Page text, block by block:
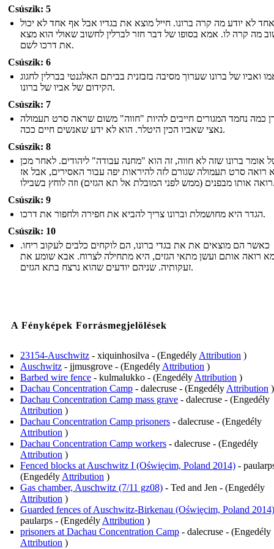
Csúszik: 5
לא יודע מה קרה ברונו. חייל מוצא את בגדיו אבל אף אחד לא יכול
מה קרה לו. אמא בסופו של דבר חזר לברלין לחשוב שאולי הוא מצא
את דרכו לשם.
Csúszik: 6
ואביו של ברונו שערוך מסיבה בזבזנית בביתם האלגנטי בברלין לחגוג
הקידום של אביו של ברונו.
Csúszik: 7
דן כמה נחמד המגורים חייבים להיות "חווה" משום שראה סרט תעמולה
נאצי שאביו הכין היטלר. הוא לא ידע שאנשים חיים ככה.
Csúszik: 8
אומר ברונו שזה לא חווה, זה הוא "מחנה עבודה" ליהודים. לאחר מכן
רואה סרט תעמולה שגורם לזה להיראות יפה עבור האסירים, אבל אז
וזה לוחץ בשבילו.
Csúszik: 9
הגדר היא מחושמלת וברונו צריך להביא את חפירה ולחפור את דרכו.
Csúszik: 10
כאשר הם מוצאים את את בגדי ברונו, הם לוקחים כלבים לעקוב ריחו.
רואה אותם ועשן מתאי הגזים, היא מתחילה לצרוח. אבא שומע את
זעקותיה. שניהם יודעים שהוא נרצח בתא הגזים.
A Fényképek Forrásmegjelölések
23154-Auschwitz - xiquinhosilva - (EngedélyAttribution )
Auschwitz - jjmusgrove - (EngedélyAttribution )
Barbed wire fence - kulmalukko - (EngedélyAttribution )
Dachau Concentration Camp - dalecruse - (EngedélyAttribution )
Dachau Concentration Camp mass grave - dalecruse - (Engedély
Attribution )
Dachau Concentration Camp prisoners - dalecruse - (Engedély
Attribution )
Dachau Concentration Camp workers - dalecruse - (Engedély
Attribution )
Fenced blocks at Auschwitz I (Oświęcim, Poland 2014) -
(EngedélyAttribution )
Gas chamber, Auschwitz (7/11 gz08) - Ted and Jen - (Engedély
Attribution )
Guarded fences of Auschwitz-Birkenau (Oświęcim, Poland 2014)
paularps - (EngedélyAttribution )
prisoners at Dachau Concentration Camp - dalecruse - (Engedély
Attribution )